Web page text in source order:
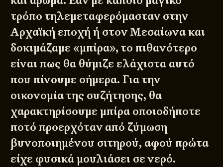
τρόπο τηλεμεταφερόμασταν στην
Αρχαϊκή εποχή ή στον Μεσαίωνα και
δοκιμάζαμε «μπίρα», το πιθανότερο
είναι πως θα θύμιζε ελάχιστα αυτό
που πίνουμε σήμερα. Για την
οικονομία της συζήτησης, θα
χαρακτηρίσουμε μπίρα οποιοδήποτε
ποτό προερχόταν από ζύμωση
βυνοποιημένου σιτηρού, αφού πρώτα
είχε φυσικά μουλιάσει σε νερό.